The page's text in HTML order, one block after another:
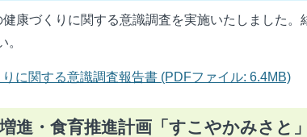
康づくりに関する意識調査を実施いたしました。
。
に関する意識調査報告書 (PDFファイル: 6.4MB)
進・食育推進計画「すこやかみさと